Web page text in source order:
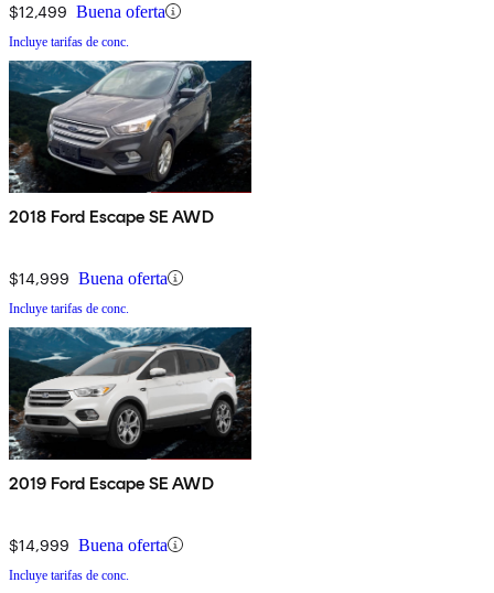
$12,499 Buena oferta
Incluye tarifas de conc.
2018 Ford Escape SE AWD
$14,999 Buena oferta
Incluye tarifas de conc.
2019 Ford Escape SE AWD
$14,999 Buena oferta
Incluye tarifas de conc.